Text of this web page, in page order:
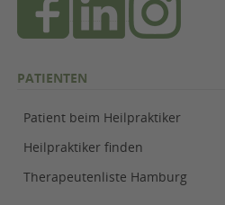
PATIENTEN
Patient beim Heilpraktiker
Heilpraktiker finden
Therapeutenliste Hamburg